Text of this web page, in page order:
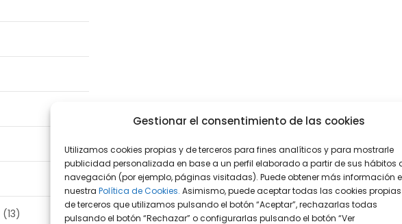
Gestionar el consentimiento de las cookies
Utilizamos cookies propias y de terceros para fines analíticos y para mostrarle
publicidad personalizada en base a un perfil elaborado a partir de sus hábitos
navegación (por ejemplo, páginas visitadas). Puede obtener más información
nuestra Política de Cookies. Asimismo, puede aceptar todas las cookies
de terceros que utilizamos pulsando el botón “Aceptar”, rechazarlas todas
pulsando el botón “Rechazar” o configurarlas pulsando el botón “Ver
(13)